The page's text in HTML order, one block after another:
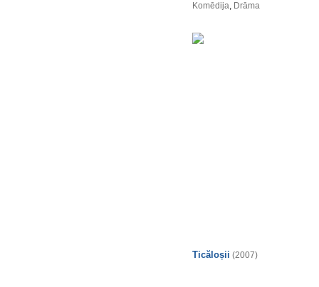
Komēdija, Drāma
Ticăloșii (2007)